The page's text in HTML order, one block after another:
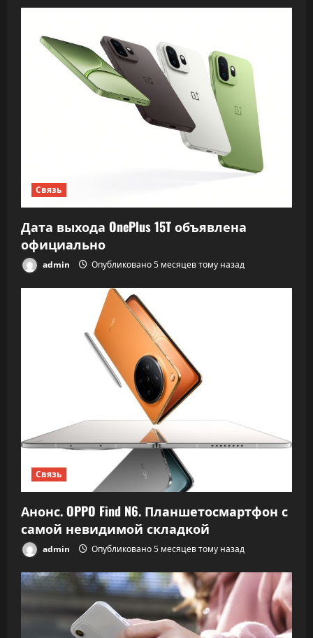
Связь
Дата выхода OnePlus 15T объявлена
официально
admin Опубликовано 5 месяцев тому назад
Связь
Анонс. OPPO Find N6. Планшетосмартфон с
самой невидимой складкой
admin Опубликовано 5 месяцев тому назад